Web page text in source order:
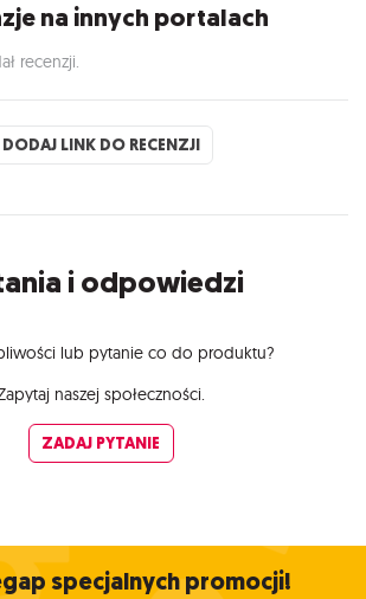
na innych portalach
recenzji.
DODAJ LINK DO RECENZJI
i odpowiedzi
lub pytanie co do produktu?
naszej społeczności.
ZADAJ PYTANIE
specjalnych promocji!